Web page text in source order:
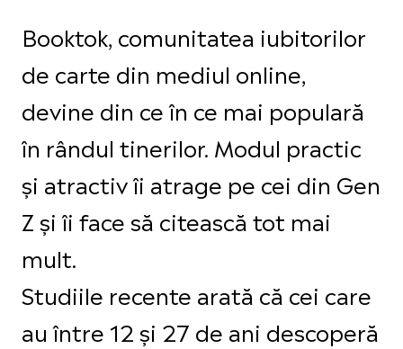
Booktok, comunitatea iubitorilor
de carte din mediul online,
devine din ce în ce mai populară
în rândul tinerilor. Modul practic
și atractiv îi atrage pe cei din Gen
Z și îi face să citească tot mai
mult.
Studiile recente arată că cei care
au între 12 și 27 de ani descoperă